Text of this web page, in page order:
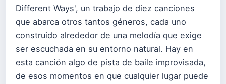
Different Ways', un trabajo de diez canciones
que abarca otros tantos géneros, cada uno
construido alrededor de una melodía que exige
ser escuchada en su entorno natural. Hay en
esta canción algo de pista de baile improvisada,
de esos momentos en que cualquier lugar puede